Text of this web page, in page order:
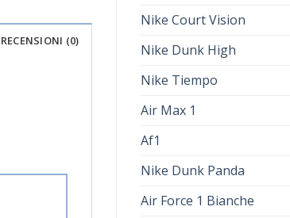
Nike Court Vision
Nike Dunk High
Nike Tiempo
Air Max 1
Af1
Nike Dunk Panda
Air Force 1 Bianche
RECENSIONI (0)